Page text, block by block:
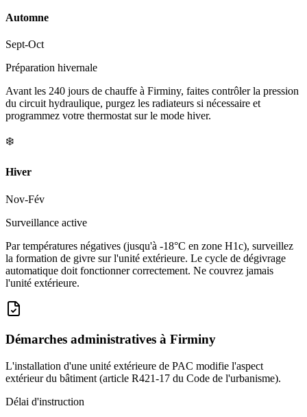
Automne
Sept-Oct
Préparation hivernale
Avant les 240 jours de chauffe à Firminy, faites contrôler la pression
du circuit hydraulique, purgez les radiateurs si nécessaire et
programmez votre thermostat sur le mode hiver.
❄️
Hiver
Nov-Fév
Surveillance active
Par températures négatives (jusqu'à -18°C en zone H1c), surveillez
la formation de givre sur l'unité extérieure. Le cycle de dégivrage
automatique doit fonctionner correctement. Ne couvrez jamais
l'unité extérieure.
Démarches administratives à Firminy
L'installation d'une unité extérieure de PAC modifie l'aspect
extérieur du bâtiment (article R421-17 du Code de l'urbanisme).
Délai d'instruction